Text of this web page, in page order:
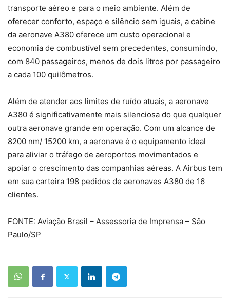
transporte aéreo e para o meio ambiente. Além de
oferecer conforto, espaço e silêncio sem iguais, a cabine
da aeronave A380 oferece um custo operacional e
economia de combustível sem precedentes, consumindo,
com 840 passageiros, menos de dois litros por passageiro
a cada 100 quilômetros.
Além de atender aos limites de ruído atuais, a aeronave
A380 é significativamente mais silenciosa do que qualquer
outra aeronave grande em operação. Com um alcance de
8200 nm/ 15200 km, a aeronave é o equipamento ideal
para aliviar o tráfego de aeroportos movimentados e
apoiar o crescimento das companhias aéreas. A Airbus tem
em sua carteira 198 pedidos de aeronaves A380 de 16
clientes.
FONTE: Aviação Brasil – Assessoria de Imprensa – São
Paulo/SP